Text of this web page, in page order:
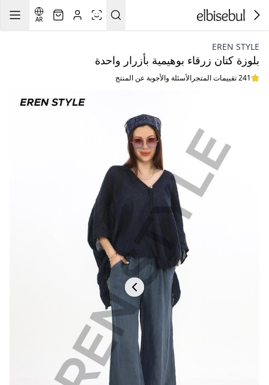
AR
EREN STYLE
بلوزة كتان زرقاء بوهيمية بأزرار واحدة
241 تقييمات المتجر الأسئلة والأجوبة عن المنتج